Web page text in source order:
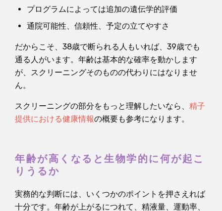
プログラムによっては追加の遺伝学的評価
通院可能性、信頼性、予定の立てやすさ
だからこそ、38歳で断られる人もいれば、39歳でも
通る人がいます。年齢は基本的な確率を動かします
が、スクリーニングそのものの代わりにはなりませ
ん。
スクリーニングの部分をもっと理解したいなら、 精子
提供における健康情報の概要も参考になります。
年齢が高くなると生物学的に何が起こ
りうるか
実務的な判断には、いくつかのポイントを押さえれば
十分です。年齢が上がるにつれて、精液量、運動率、